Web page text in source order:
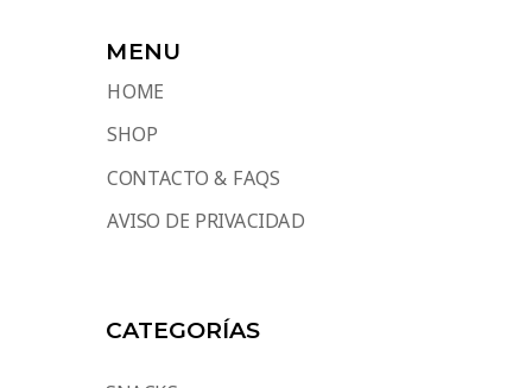
MENU
HOME
SHOP
CONTACTO & FAQS
AVISO DE PRIVACIDAD
CATEGORÍAS